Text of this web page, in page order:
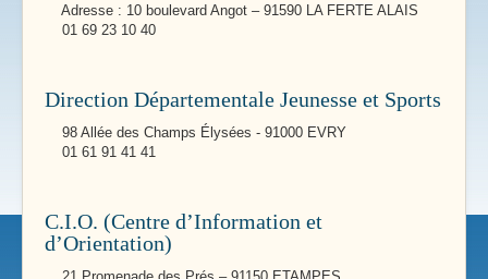
Adresse : 10 boulevard Angot – 91590 LA FERTE ALAIS
01 69 23 10 40
Direction Départementale Jeunesse et Sports
98 Allée des Champs Élysées - 91000 EVRY
01 61 91 41 41
C.I.O. (Centre d’Information et
d’Orientation)